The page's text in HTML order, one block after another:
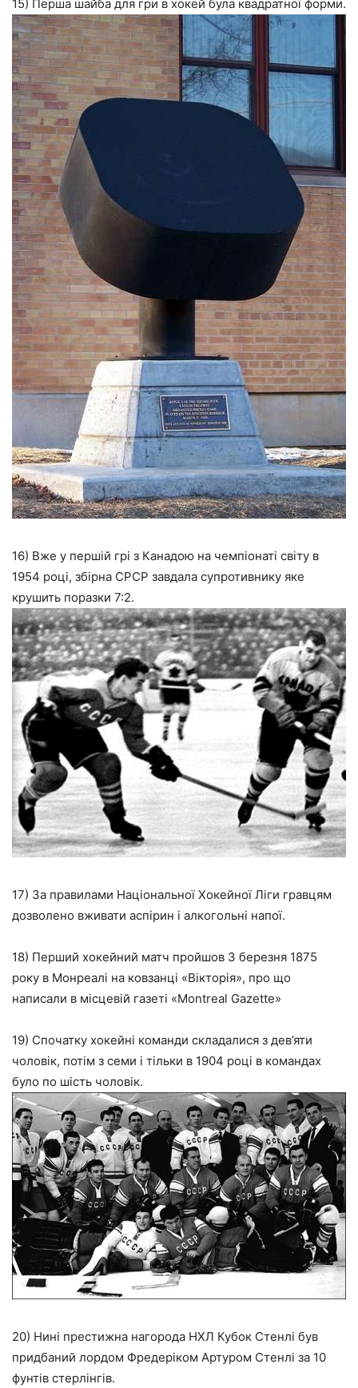
15) Перша шайба для гри в хокей була квадратної форми.
16) Вже у першій грі з Канадою на чемпіонаті світу в
1954 році, збірна СРСР завдала супротивнику яке
крушить поразки 7:2.
17) За правилами Національної Хокейної Ліги гравцям
дозволено вживати аспірин і алкогольні напої.
18) Перший хокейний матч пройшов 3 березня 1875
року в Монреалі на ковзанці «Вікторія», про що
написали в місцевій газеті «Montreal Gazette»
19) Спочатку хокейні команди складалися з дев’яти
чоловік, потім з семи і тільки в 1904 році в командах
було по шість чоловік.
20) Нині престижна нагорода НХЛ Кубок Стенлі був
придбаний лордом Фредеріком Артуром Стенлі за 10
фунтів стерлінгів.